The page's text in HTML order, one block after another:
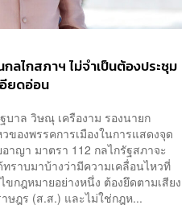
ลไกสภาฯ ไม่จำเป็นต้องประชุม
อียดอ่อน
าล วิษณุ เครืองาม รองนายก
ของพรรคการเมืองในการแสดงจุด
าญา มาตรา 112 กลไกรัฐสภาจะ
ราบมาบ้างว่ามีความเคลื่อนไหวที่
ขกฎหมายอย่างหนึ่ง ต้องยึดตามเสียง
ฎร (ส.ส.) และไม่ใช่กฎห...